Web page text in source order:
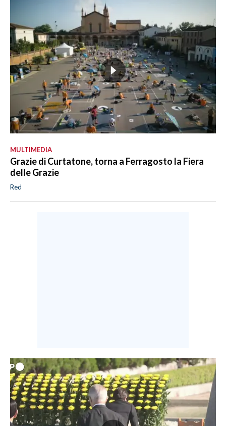
MULTIMEDIA
Grazie di Curtatone, torna a Ferragosto la Fiera
delle Grazie
Red